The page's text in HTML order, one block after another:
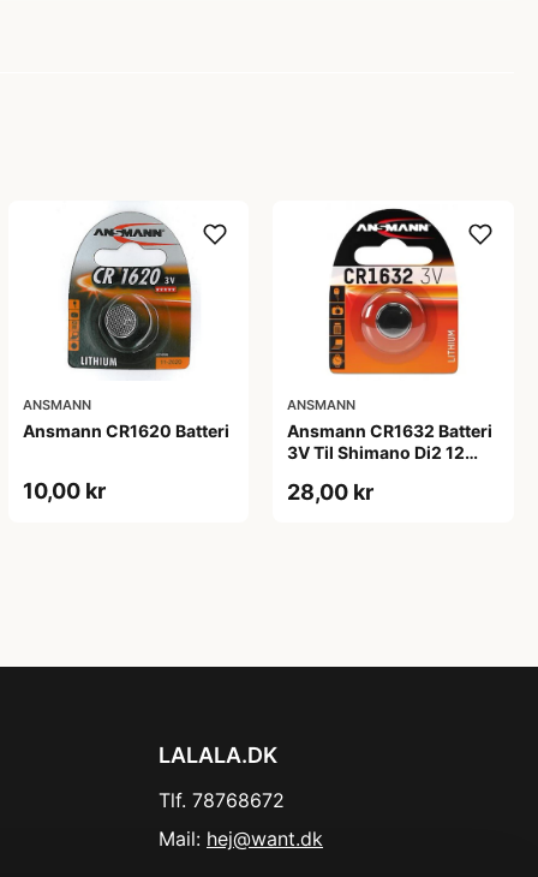
ANSMANN
Ansmann CR1620 Batteri
10,00 kr
ANSMANN
Ansmann CR1632 Batteri
3V Til Shimano Di2 12
28,00 kr
LALALA.DK
Tlf. 78768672
Mail: hej@want.dk